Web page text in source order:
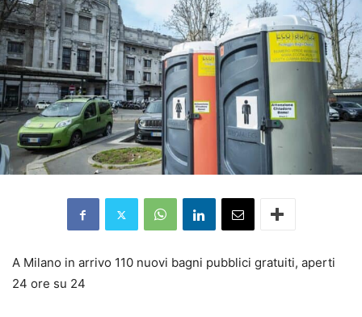
A Milano in arrivo 110 nuovi bagni pubblici gratuiti, aperti
24 ore su 24